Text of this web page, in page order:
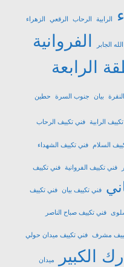
الرابية الرحاب الرقعي الزهراء
الجابر الفروانية
الرابعة
النقرة بيان جنوب السرة حطين
الرابية فني تكييف الرحاب
السلام فني تكييف الشهداء
فني تكييف الفروانية فني تكييف
فني تكييف بيان فني تكييف
فني تكييف صباح الناصر
مشرف فني تكييف ميدان حولي
الكبير ميدان